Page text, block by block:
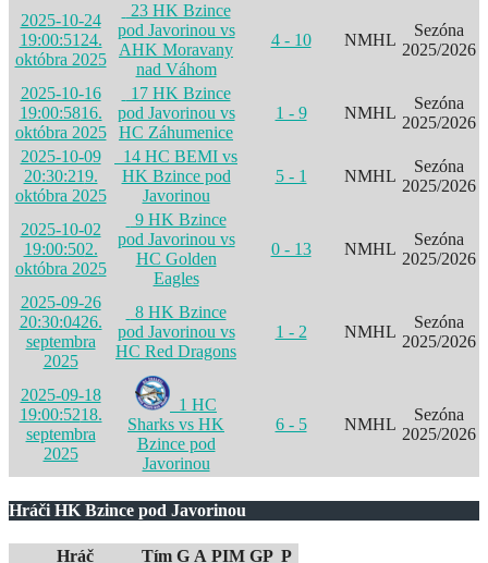
2025-10-24
19:00:51 24.
októbra 2025
23 HK Bzince
pod Javorinou vs
AHK Moravany
nad Váhom
4 - 10 NMHL
Sezóna
2025/2026
2025-10-16
19:00:5816.
októbra 2025
17 HK Bzince
pod Javorinou vs
HC Záhumenice
1 - 9 NMHL
Sezóna
2025/2026
2025-10-09
20:30:219.
októbra 2025
14 HC BEMI vs
HK Bzince pod
Javorinou
5 - 1 NMHL
Sezóna
2025/2026
2025-10-02
19:00:502.
októbra 2025
9 HK Bzince
pod Javorinou vs
HC Golden
Eagles
0 - 13 NMHL
Sezóna
2025/2026
2025-09-26
20:30:0426.
septembra
2025
8 HK Bzince
pod Javorinou vs
HC Red Dragons
1 - 2 NMHL
Sezóna
2025/2026
2025-09-18
19:00:5218.
septembra
2025
1 HC
Sharks vs HK
Bzince pod
Javorinou
6 - 5 NMHL
Sezóna
2025/2026
Hráči HK Bzince pod Javorinou
Hráč Tím G A PIM GP P